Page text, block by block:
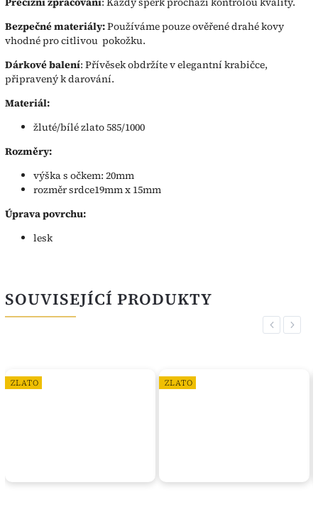
Bezpečné materiály:Používáme pouze ověřené drahé kovy
vhodné pro citlivou pokožku.
Dárkové balení: Přívěsek obdržíte v elegantní krabičce,
připravený k darování.
Materiál:
žluté/bílé zlato 585/1000
Rozměry:
výška s očkem: 20mm
rozměr srdce19mm x 15mm
Úprava povrchu:
lesk
SOUVISEJÍCÍ PRODUKTY
Previous
ZLATO ZLATO
Next